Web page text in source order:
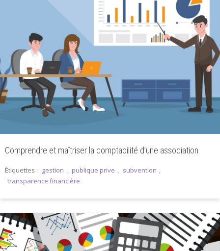
Comprendre et maîtriser la comptabilité d’une association
Étiquettes : gestion , publique prive , subvention ,
transparence financière